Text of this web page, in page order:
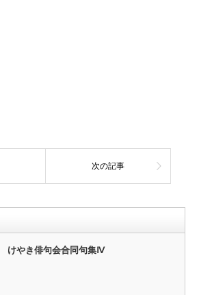
次の記事
けやき俳句会合同句集Ⅳ